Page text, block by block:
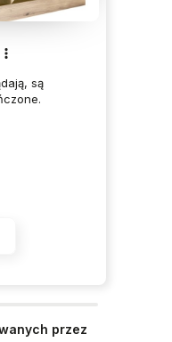
są
przez